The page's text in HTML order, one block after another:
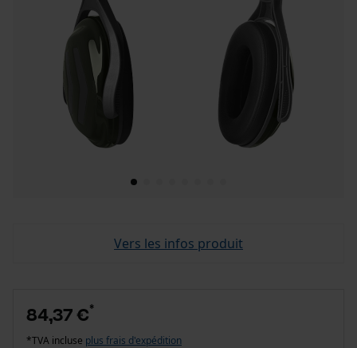
Vers les infos produit
84,37 €*
*TVA incluse plus frais d'expédition